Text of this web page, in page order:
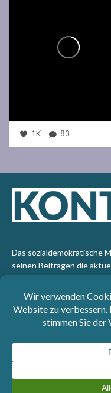
1K 83
Das sozialdemokratische
seinen Beiträgen die
emanzipatorischen
sozialen Gerechtigkeit auf
Impressum: SPÖ-Klub -
3393 - e-mail: